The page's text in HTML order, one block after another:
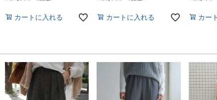
カートに入れる カートに入れる カー